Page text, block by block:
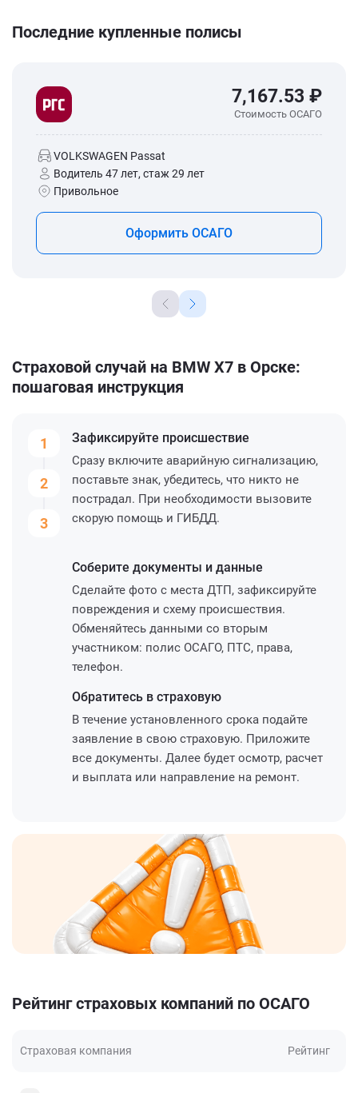
Последние купленные полисы
7,167.53 ₽
Стоимость ОСАГО
VOLKSWAGEN Passat
Водитель 47 лет, стаж 29 лет
Привольное
Оформить ОСАГО
Страховой случай на BMW X7 в Орске:
пошаговая инструкция
1
2
3
Зафиксируйте происшествие
Сразу включите аварийную сигнализацию,
поставьте знак, убедитесь, что никто не
пострадал. При необходимости вызовите
скорую помощь и ГИБДД.
Соберите документы и данные
Сделайте фото с места ДТП, зафиксируйте
повреждения и схему происшествия.
Обменяйтесь данными со вторым
участником: полис ОСАГО, ПТС, права,
телефон.
Обратитесь в страховую
В течение установленного срока подайте
заявление в свою страховую. Приложите
все документы. Далее будет осмотр, расчет
и выплата или направление на ремонт.
Рейтинг страховых компаний по ОСАГО
Страховая компания Рейтинг